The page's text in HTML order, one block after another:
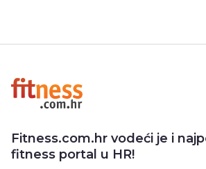
Fitness.com.hr vodeći je i
fitness portal u HR!